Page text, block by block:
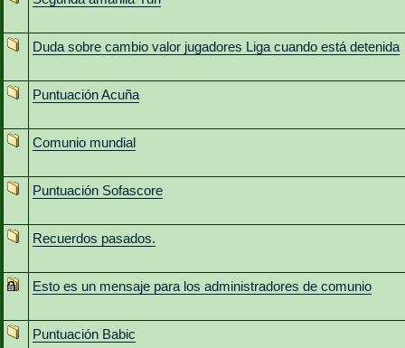
Duda sobre cambio valor jugadores Liga cuando está detenida
Puntuación Acuña
Comunio mundial
Puntuación Sofascore
Recuerdos pasados.
Esto es un mensaje para los administradores de comunio
Puntuación Babic